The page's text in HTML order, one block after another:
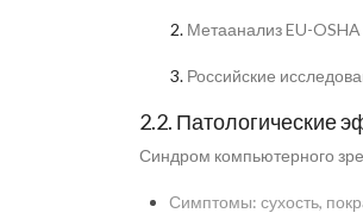
Метаанализ EU-
Российские
2.2. Патологические
Синдром компьютерного
Симптомы: сухость,